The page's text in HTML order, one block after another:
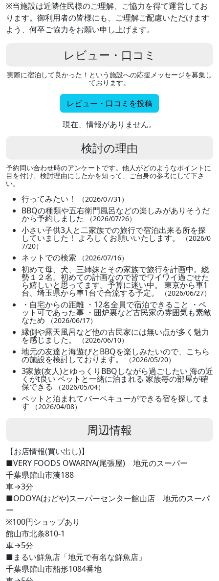
※当施設は近隣住民様のご理解、ご協力を得て運営してお
ります。御利用者の皆様にも、ご理解ご配慮いただけます
よう、何卒ご協力をお願い申し上げます。
レビュー・口コミ
実際に宿泊して良かった！という施設への応援メッセージを募集し
ております。
レビュー・口コミを投稿
現在、情報がありません。
検討の理由
予約問い合わせ時のアンケートです。他人がどのようなポイントに
目を付け、検討理由にしたかを知って、ご自身の参考にして下さ
い。
行ってみたい！ （2026/07/31）
BBQの種類や五右衛門風呂などの楽しみがありそうだ
から予約しました （2026/07/26）
小さい子供3人と二家族での旅行で宿泊出来る所を探
していました！ よろしくお願いいたします。
（2026/0
7/20）
ネットでの検索 （2026/07/16）
初めて母、犬、三姉妹とその家族で旅行を計画中。総
勢１２名。初めての計画なので皆でワイワイ過ごせた
ら嬉しいと思ってます。予算に迷い中。 東京から車1
台、埼玉県から車1台で合流する予定。 （2026/06/27）
・自宅からの距離 ・12名全員で宿泊できること ・ペ
ット可であった事 ・囲炉裏など古民家の雰囲気も素敵
なため （2026/06/17）
縁側や露天風呂など他の古民家には無い点が多く魅力
を感じました。 （2026/06/10）
地元の友達と海遊びとBBQを楽しみたいので、こちら
の施設を検討しております。 （2026/05/20）
3家族(友人)とゆっくりBBQしながら過ごしたい 海の近
くがt良い ペットと一緒に泊まれる 家族毎の部屋が確
保できる （2026/05/04）
ペットと泊まれてバーベキューができる宿を探してま
す （2026/04/08）
周辺情報
【お店情報(買い出し)】
■VERY FOODS OWARIYA(尾張屋) 地元のスーパー
千葉県館山市湊188
車→3分
■ODOYA(おどや)スーパーセンター館山店 地元のスーパ
ー
※100円ショップあり
館山市北条810-1
車→5分
■まるい鮮魚店「地元で有名な鮮魚店」
千葉県館山市船形1084番地